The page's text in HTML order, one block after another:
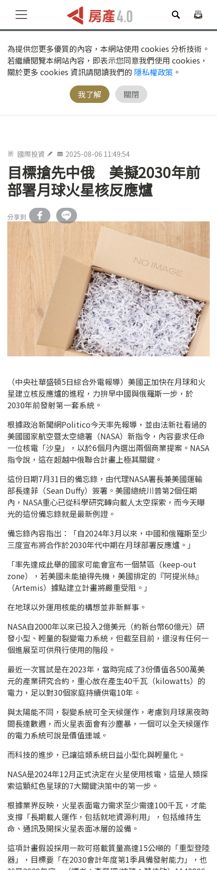
為提供您更多優質的內容，本網站使用 cookies 分析技術。
若繼續閱覽本網站內容，即表示您同意我們使用 cookies，
關於更多 cookies 資訊請閱讀我們的 隱私權政策 。
我了解
關閉
國際投資 2025-08-06 11:49:54
目標搶先中俄 美擬2030年前
部署月球火星核反應爐
分享到
（中央社華盛頓5日綜合外電報導）美國正加快在月球和火
星建立核反應爐的進程，力拚早中國與俄羅斯一步，於
2030年前發射第一套系統。
根據政治新聞網Politico今天率先報導，並由法新社看過的
美國國家航空暨太空總署（NASA）新指令，內容要求任命
一位核電「沙皇」，以於6個月內選出兩個商業提案。NASA
指令說，這在超越中俄聯合計畫上極其關鍵。
這份日期7月31日的備忘錄，由代理NASA署長兼美國運輸
部長達菲（Sean Duffy）簽署。美國總統川普第2個任期
內，NASA重心已從科學研究轉向載人太空探索，而今天曝
光的這份備忘錄就是最新例證。
備忘錄內容指出：「自2024年3月以來，中國和俄羅斯至少
三度宣布將合作於2030年代中期在月球部署反應爐。」
「率先達成此舉的國家可能會宣布一個禁區（keep-out
zone），若美國未能搶得先機，美國排定的『阿提米絲』
（Artemis）據點建立計畫將嚴重受阻。」
在地球以外運用核能的構想並非新鮮事。
NASA自2000年以來已投入2億美元（約新台幣60億元）研
發小型、輕量的裂變電力系統，但截至目前，還沒有任何一
個進展至可供飛行使用的階段。
最近一次嘗試是在2023年，當時完成了3份價值各500萬美
元的產業研究合約，重心放在產生40千瓦（kilowatts）的
電力，足以對30個家庭持續供電10年。
與太陽能不同，裂變系統可全天候運作，考慮到月球黑夜時
間長達數週，而火星表面會有沙塵暴，一個可以全天候運作
的電力系統可說是價值連城。
而科技的進步，已讓這類系統日益小型化與輕量化。
NASA是2024年12月正式決定在火星使用核電，這是人類探
索這顆紅色星球的7大關鍵決策中的第一步。
根據業界反映，火星表面電力需求至少需達100千瓦，才能
支撐「長期載人運作，包括就地資源利用」，包括維持生
命、通訊及開採火星表面冰層的設備。
這項計畫假設採用一款可搭載質量高達15公噸的「重型登陸
器」，目標要「在2030會計年度第1季具備發射能力」，也